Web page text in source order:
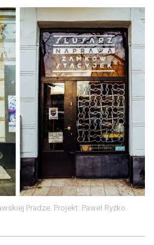
Pradze. Projekt: Paweł Ryżko.